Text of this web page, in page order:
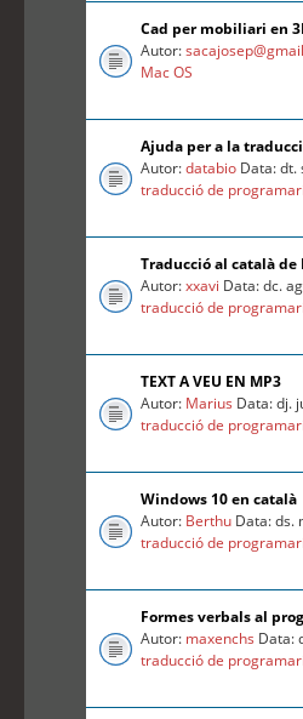
Cad per mobiliari en
Autor:
Mac OS
Ajuda per a la
Autor:databio Data: dt.
traducció de programari
Traducció al català de
Autor:xxavi Data: dc.
traducció de programari
TEXT A VEU EN MP3
Autor: Marius Data: dj.
traducció de programari
Windows 10 en català
Autor: Berthu Data: ds.
traducció de programari
Formes verbals al
Autor: maxenchs Data:
traducció de programari